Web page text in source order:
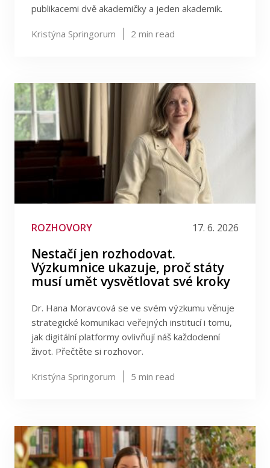
publikacemi dvě akademičky a jeden akademik.
Kristýna Springorum 2 min read
ROZHOVORY 17. 6. 2026
Nestačí jen rozhodovat.
Výzkumnice ukazuje, proč státy
musí umět vysvětlovat své kroky
Dr. Hana Moravcová se ve svém výzkumu věnuje
strategické komunikaci veřejných institucí i tomu,
jak digitální platformy ovlivňují náš každodenní
život. Přečtěte si rozhovor.
Kristýna Springorum 5 min read